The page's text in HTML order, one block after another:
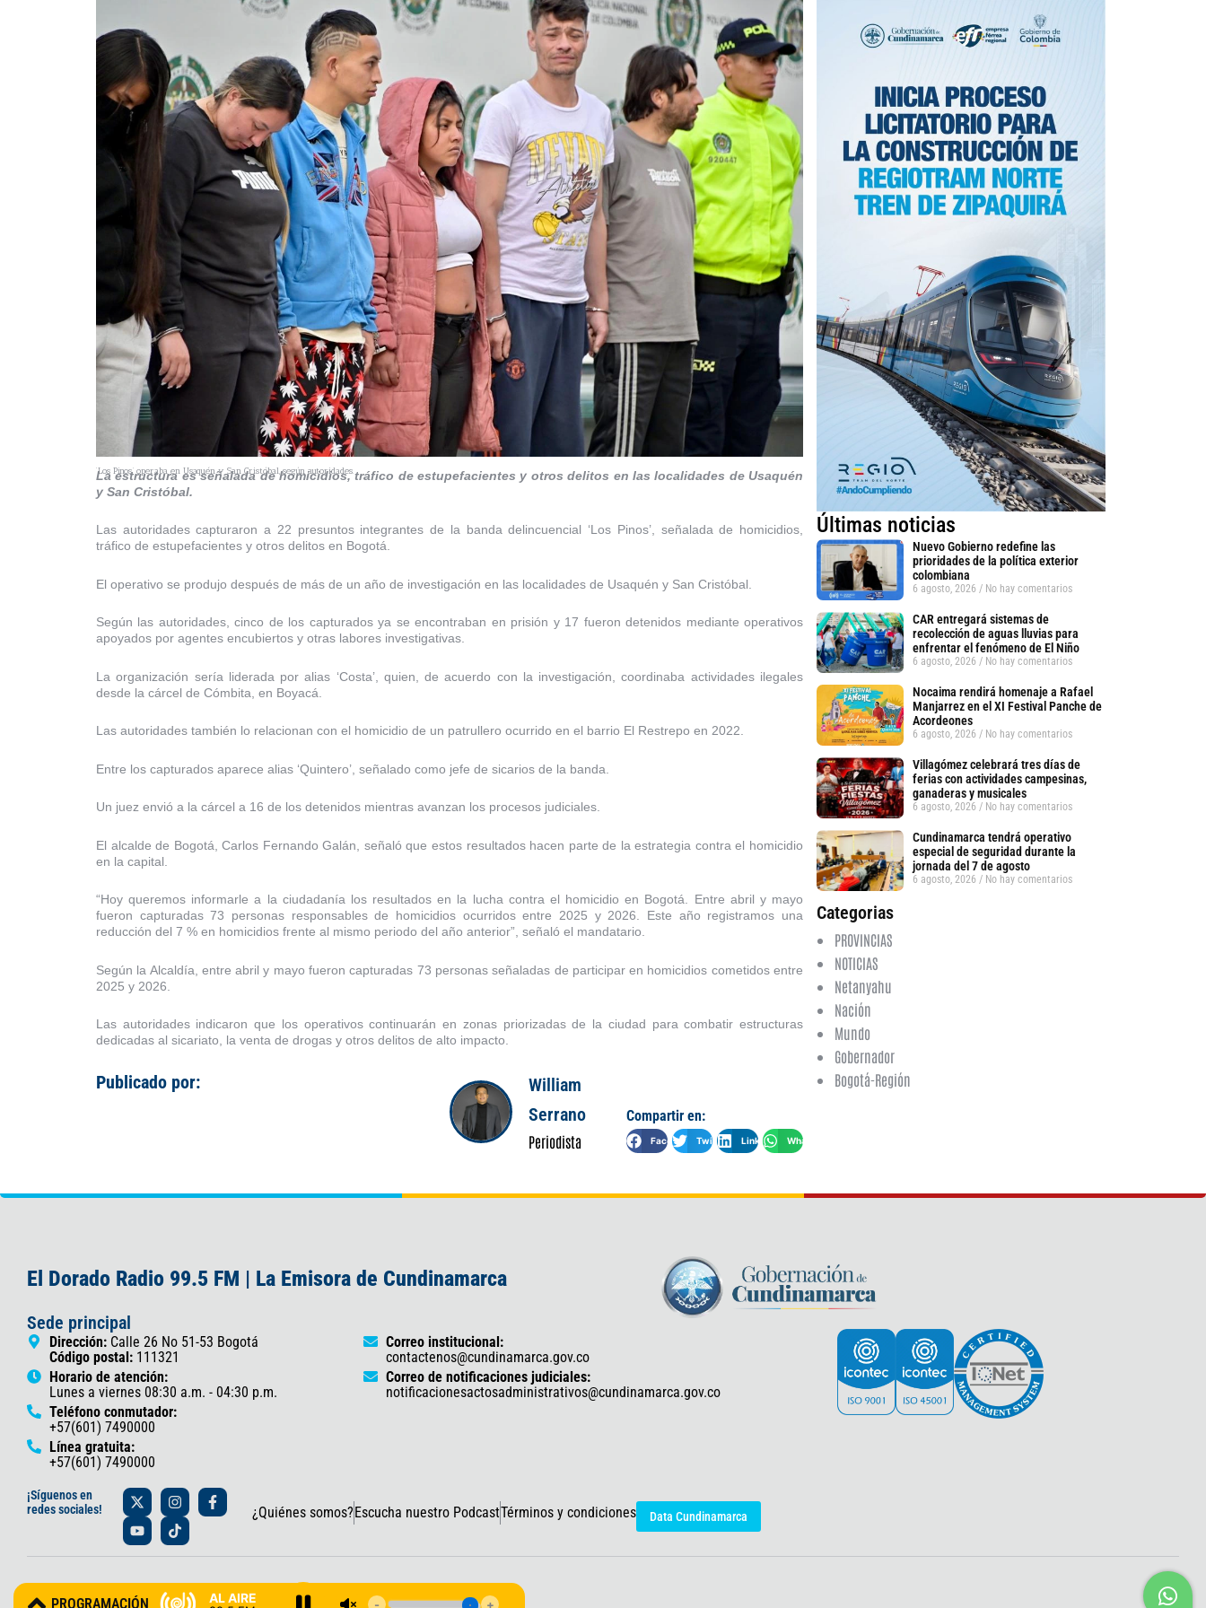
‘Los Pinos’ operaba en Usaquén y San Cristóbal, según autoridades.
La estructura es señalada de homicidios, tráfico de estupefacientes y otros delitos en las localidades de Usaquén
y San Cristóbal.
Las autoridades capturaron a 22 presuntos integrantes de la banda delincuencial ‘Los Pinos’, señalada de homicidios,
tráfico de estupefacientes y otros delitos en Bogotá.
El operativo se produjo después de más de un año de investigación en las localidades de Usaquén y San Cristóbal.
Según las autoridades, cinco de los capturados ya se encontraban en prisión y 17 fueron detenidos mediante operativos
apoyados por agentes encubiertos y otras labores investigativas.
La organización sería liderada por alias ‘Costa’, quien, de acuerdo con la investigación, coordinaba actividades ilegales
desde la cárcel de Cómbita, en Boyacá.
Las autoridades también lo relacionan con el homicidio de un patrullero ocurrido en el barrio El Restrepo en 2022.
Entre los capturados aparece alias ‘Quintero’, señalado como jefe de sicarios de la banda.
Un juez envió a la cárcel a 16 de los detenidos mientras avanzan los procesos judiciales.
El alcalde de Bogotá, Carlos Fernando Galán, señaló que estos resultados hacen parte de la estrategia contra el homicidio
en la capital.
“Hoy queremos informarle a la ciudadanía los resultados en la lucha contra el homicidio en Bogotá. Entre abril y mayo
fueron capturadas 73 personas responsables de homicidios ocurridos entre 2025 y 2026. Este año registramos una
reducción del 7 % en homicidios frente al mismo periodo del año anterior”, señaló el mandatario.
Según la Alcaldía, entre abril y mayo fueron capturadas 73 personas señaladas de participar en homicidios cometidos entre
2025 y 2026.
Las autoridades indicaron que los operativos continuarán en zonas priorizadas de la ciudad para combatir estructuras
dedicadas al sicariato, la venta de drogas y otros delitos de alto impacto.
Publicado por:
William
Serrano
Periodista
Compartir en:
Facebook Twitter LinkedIn WhatsApp
Últimas noticias
Nuevo Gobierno redefine las
prioridades de la política exterior
colombiana
6 agosto, 2026 No hay comentarios
CAR entregará sistemas de
recolección de aguas lluvias para
enfrentar el fenómeno de El Niño
6 agosto, 2026 No hay comentarios
Nocaima rendirá homenaje a Rafael
Manjarrez en el XI Festival Panche de
Acordeones
6 agosto, 2026 No hay comentarios
Villagómez celebrará tres días de
ferias con actividades campesinas,
ganaderas y musicales
6 agosto, 2026 No hay comentarios
Cundinamarca tendrá operativo
especial de seguridad durante la
jornada del 7 de agosto
6 agosto, 2026 No hay comentarios
Categorias
PROVINCIAS
NOTICIAS
Netanyahu
Nación
Mundo
Gobernador
Bogotá-Región
El Dorado Radio 99.5 FM | La Emisora de Cundinamarca
Sede principal
Dirección: Calle 26 No 51-53 Bogotá
Código postal: 111321
Horario de atención:
Lunes a viernes 08:30 a.m. - 04:30 p.m.
Teléfono conmutador:
+57(601) 7490000
Línea gratuita:
+57(601) 7490000
Correo institucional:
contactenos@cundinamarca.gov.co
Correo de notificaciones judiciales:
notificacionesactosadministrativos@cundinamarca.gov.co
AL AIRE
¡Síguenos en
redes sociales!
X
-
t
w
i
t
e
I
n
s
t
a
r
a
F
a
b
o
k
Y
o
u
t
u
e
T
i
k
t
o
¿Quiénes somos? Escucha nuestro PodcastTérminos y condiciones Data Cundinamarca
© 2025 Gobernación de Cundinamarca – Oficina de Prensa y Comunicaciones
PROGRAMACIÓN